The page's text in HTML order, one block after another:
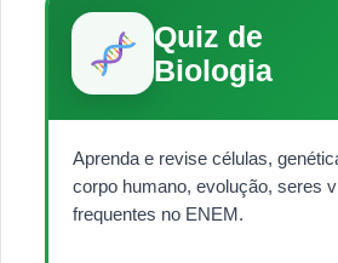
Quiz de
Biologia
Aprenda e revise células,
corpo humano, evolução, seres
frequentes no ENEM.